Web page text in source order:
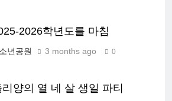
2026학년도를 마침
소년공원 3 months ago 0
리양의 열 네 살 생일 파티